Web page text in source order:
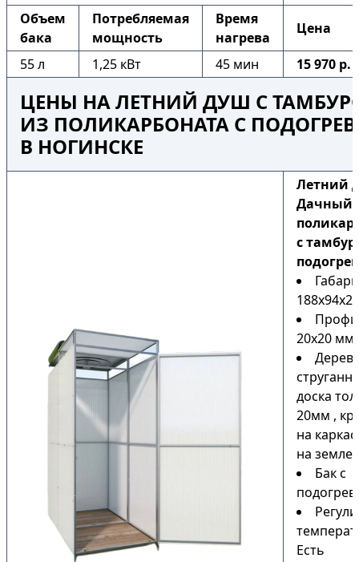
Объем
бака
Потребляемая
мощность
Время
нагрева
Цена
55 л 1,25 кВт 45 мин 15 970 р.
ЦЕНЫ НА ЛЕТНИЙ ДУШ С
ИЗ ПОЛИКАРБОНАТА С
В НОГИНСКЕ
Летний
Дачный
с
20х20 мм
доска
20мм ,
на
на земле)
Бак с
Есть